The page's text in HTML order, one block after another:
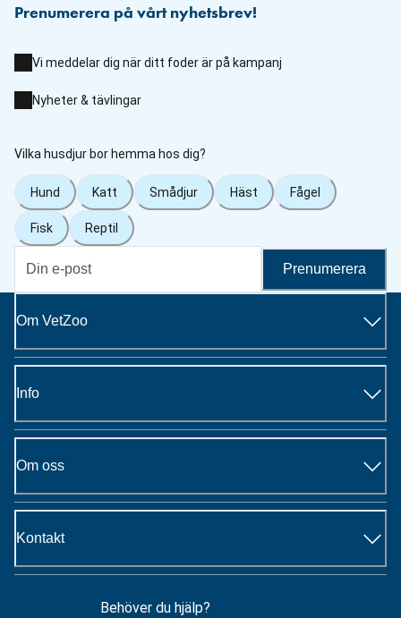
Prenumerera på vårt nyhetsbrev!
Vi meddelar dig när ditt foder är på kampanj
Nyheter & tävlingar
Vilka husdjur bor hemma hos dig?
Hund Katt Smådjur Häst Fågel
Fisk Reptil
Prenumerera
Om VetZoo
Info
Om oss
Kontakt
Behöver du hjälp?